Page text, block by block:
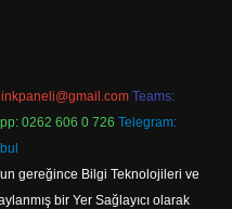
Teams:
0262 606 0 726 Telegram:
gereğince Bilgi Teknolojileri ve
bir Yer Sağlayıcı olarak